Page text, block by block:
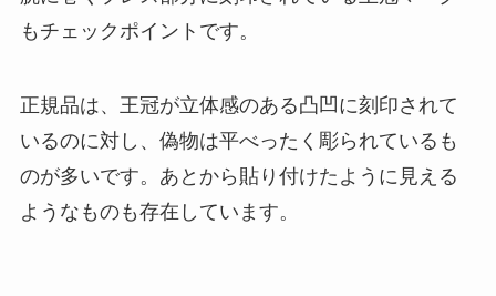
もチェックポイントです。
正規品は、王冠が立体感のある凸凹に刻印されて
いるのに対し、偽物は平べったく彫られているも
のが多いです。あとから貼り付けたように見える
ようなものも存在しています。